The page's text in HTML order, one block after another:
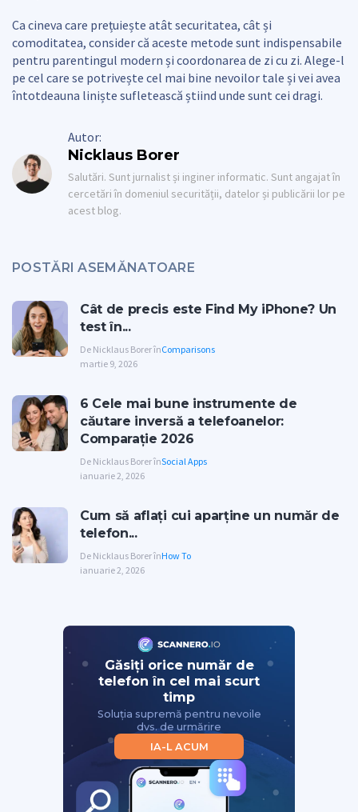
Ca cineva care prețuiește atât securitatea, cât și
comoditatea, consider că aceste metode sunt indispensabile
pentru parentingul modern și coordonarea de zi cu zi. Alege-l
pe cel care se potrivește cel mai bine nevoilor tale și vei avea
întotdeauna liniște sufletească știind unde sunt cei dragi.
Autor:
Nicklaus Borer
Salutări. Sunt jurnalist și inginer informatic. Sunt angajat în
cercetări în domeniul securității, datelor și publicării lor pe
acest blog.
POSTĂRI ASEMĂNATOARE
Cât de precis este Find My iPhone? Un
test în...
De Nicklaus Borer înComparisons
martie 9, 2026
6 Cele mai bune instrumente de
căutare inversă a telefoanelor:
Comparație 2026
De Nicklaus Borer înSocial Apps
ianuarie 2, 2026
Cum să aflați cui aparține un număr de
telefon...
De Nicklaus Borer înHow To
ianuarie 2, 2026
Găsiți orice număr de
telefon în cel mai scurt
timp
Soluția supremă pentru nevoile
dvs. de urmărire
IA-L ACUM